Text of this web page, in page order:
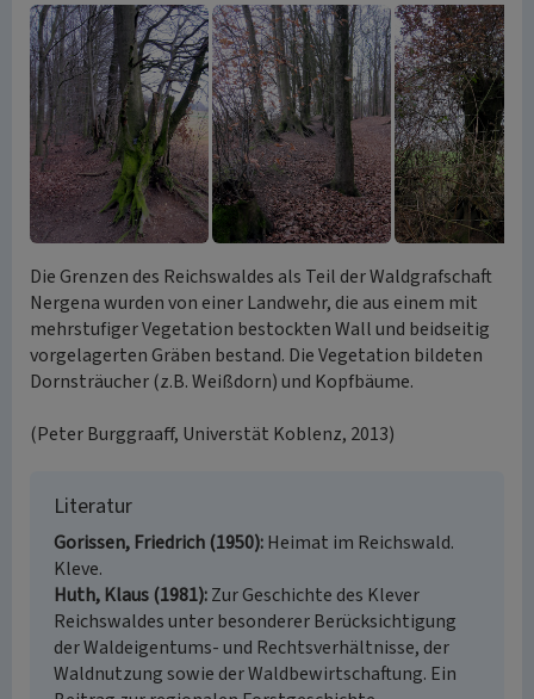
Die Grenzen des Reichswaldes als Teil der Waldgrafschaft
Nergena wurden von einer Landwehr, die aus einem mit
mehrstufiger Vegetation bestockten Wall und beidseitig
vorgelagerten Gräben bestand. Die Vegetation bildeten
Dornsträucher (z.B. Weißdorn) und Kopfbäume.
(Peter Burggraaff, Universtät Koblenz, 2013)
Literatur
Gorissen, Friedrich (1950) Heimat im Reichswald.
Kleve.
Huth, Klaus (1981) Zur Geschichte des Klever
Reichswaldes unter besonderer Berücksichtigung
der Waldeigentums- und Rechtsverhältnisse, der
Waldnutzung sowie der Waldbewirtschaftung. Ein